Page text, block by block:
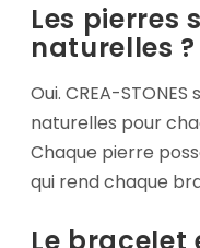
Les pierres
naturelles ?
Oui. CREA-
naturelles pour
Chaque pierre
qui rend chaque